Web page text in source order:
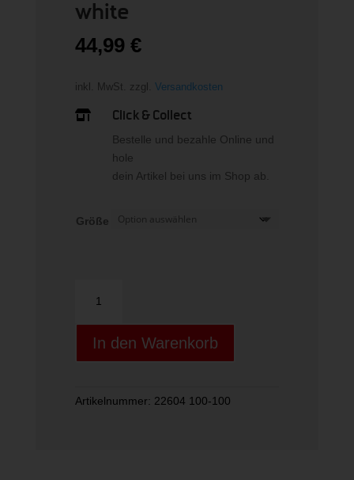
white
44,99 €
inkl. MwSt. zzgl. Versandkosten
 Click & Collect
Bestelle und bezahle Online und
hole
dein Artikel bei uns im Shop ab.
Größe
SINGLET
TRANSTEX
LIGHT
white
In den Warenkorb
Artikelnummer: 22604 100-100